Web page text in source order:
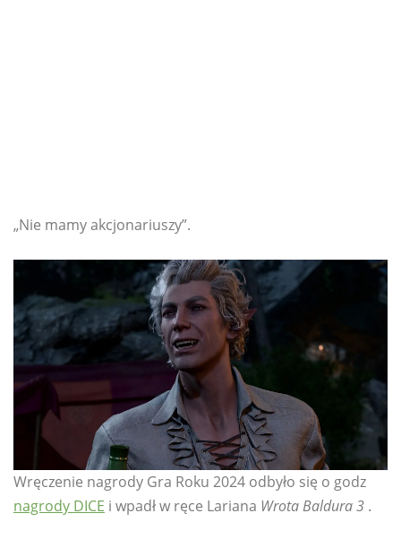
„Nie mamy akcjonariuszy”.
Wręczenie nagrody Gra Roku 2024 odbyło się o godz
nagrody DICE i wpadł w ręce Lariana Wrota Baldura 3 .